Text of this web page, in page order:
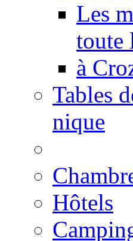
Les
toute
à
Tables
nique
Hôtels